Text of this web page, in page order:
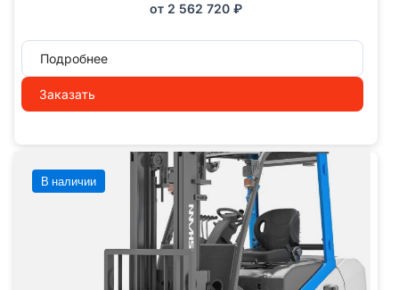
от 2 562 720 ₽
Подробнее
Заказать
В наличии